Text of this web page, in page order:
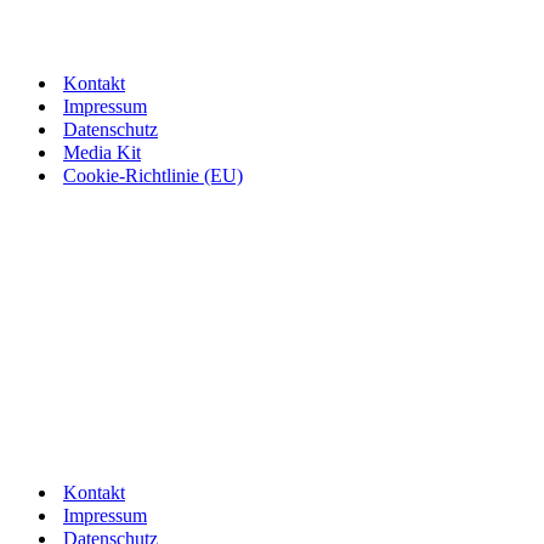
Kontakt
Impressum
Datenschutz
Media Kit
Cookie-Richtlinie (EU)
Kontakt
Impressum
Datenschutz